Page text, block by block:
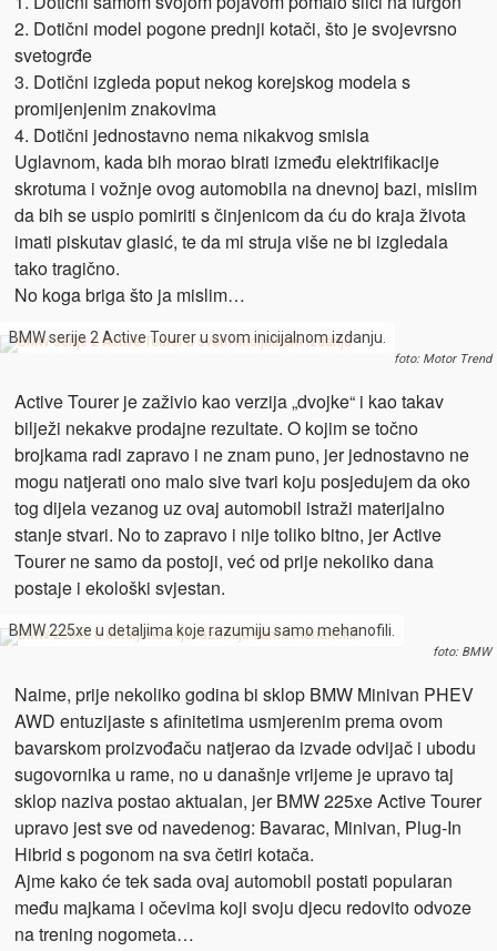
2. Dotični model pogone prednji kotači, što je svojevrsno
svetogrđe
3. Dotični izgleda poput nekog korejskog modela s
promijenjenim znakovima
4. Dotični jednostavno nema nikakvog smisla
Uglavnom, kada bih morao birati između elektrifikacije
skrotuma i vožnje ovog automobila na dnevnoj bazi, mislim
da bih se uspio pomiriti s činjenicom da ću do kraja života
imati piskutav glasić, te da mi struja više ne bi izgledala
tako tragično.
No koga briga što ja mislim…
BMW serije 2 Active Tourer u svom inicijalnom izdanju.
foto: Motor Trend
Active Tourer je zaživio kao verzija „dvojke“ i kao takav
bilježi nekakve prodajne rezultate. O kojim se točno
brojkama radi zapravo i ne znam puno, jer jednostavno ne
mogu natjerati ono malo sive tvari koju posjedujem da oko
tog dijela vezanog uz ovaj automobil istraži materijalno
stanje stvari. No to zapravo i nije toliko bitno, jer Active
Tourer ne samo da postoji, već od prije nekoliko dana
postaje i ekološki svjestan.
BMW 225xe u detaljima koje razumiju samo mehanofili.
foto: BMW
Naime, prije nekoliko godina bi sklop BMW Minivan PHEV
AWD entuzijaste s afinitetima usmjerenim prema ovom
bavarskom proizvođaču natjerao da izvade odvijač i ubodu
sugovornika u rame, no u današnje vrijeme je upravo taj
sklop naziva postao aktualan, jer BMW 225xe Active Tourer
upravo jest sve od navedenog: Bavarac, Minivan, Plug-In
Hibrid s pogonom na sva četiri kotača.
Ajme kako će tek sada ovaj automobil postati popularan
među majkama i očevima koji svoju djecu redovito odvoze
na trening nogometa…